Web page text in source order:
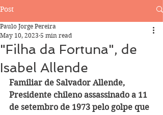
Post
"Filha da Fortuna", de
Isabel Allende
Paulo Jorge Pereira
May 10, 2023 5 min read
Familiar de Salvador Allende,
Presidente chileno assassinado a 11
de setembro de 1973 pelo golpe que